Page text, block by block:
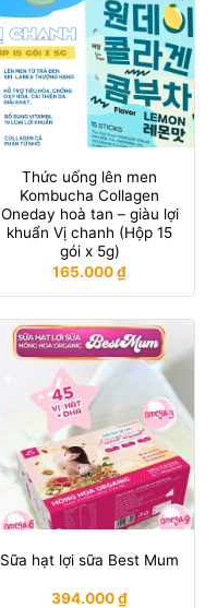
Thức uống lên men
Kombucha Collagen
Oneday hoà tan – giàu lợi
khuẩn Vị chanh (Hộp 15
gói x 5g)
165.000₫
Sữa hạt lợi sữa Best Mum
394.000₫